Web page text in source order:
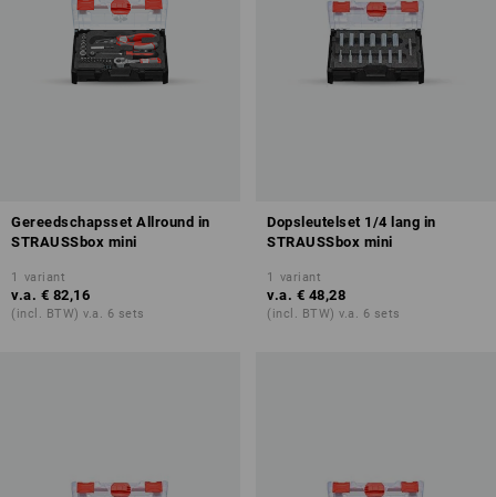
Gereedschapsset Allround in
STRAUSSbox mini
1 variant
v.a. € 82,16
(incl. BTW) v.a. 6 sets
Dopsleutelset 1/4 lang in
STRAUSSbox mini
1 variant
v.a. € 48,28
(incl. BTW) v.a. 6 sets